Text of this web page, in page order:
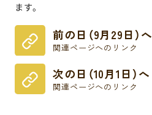
ます。
前の日（9月29日）へ
関連ページへのリンク
次の日（10月1日）へ
関連ページへのリンク